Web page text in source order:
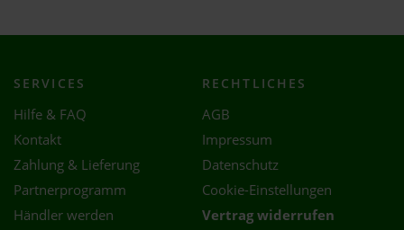
SERVICES
Hilfe & FAQ
Kontakt
Zahlung & Lieferung
Partnerprogramm
Händler werden
RECHTLICHES
AGB
Impressum
Datenschutz
Cookie-Einstellungen
Vertrag widerrufen